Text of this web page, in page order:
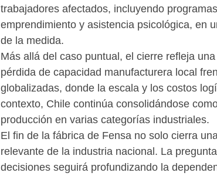
trabajadores afectados, incluyendo
emprendimiento y asistencia psicológica, en
de la medida.
Más allá del caso puntual, el cierre refleja
pérdida de capacidad manufacturera local
globalizadas, donde la escala y los costos
contexto, Chile continúa consolidándose
producción en varias categorías industriales.
El fin de la fábrica de Fensa no solo cierra
relevante de la industria nacional. La
decisiones seguirá profundizando la